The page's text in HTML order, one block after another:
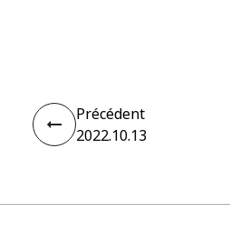
Précédent
2022.10.13